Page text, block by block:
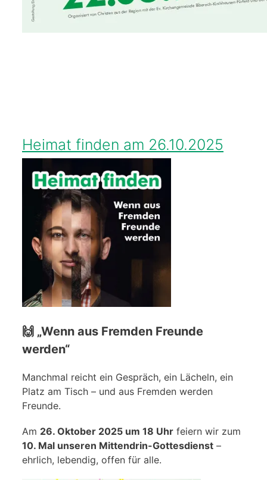
Heimat finden am 26.10.2025
🙌 „Wenn aus Fremden Freunde
werden“
Manchmal reicht ein Gespräch, ein Lächeln, ein
Platz am Tisch – und aus Fremden werden
Freunde.
Am 26. Oktober 2025 um 18 Uhr feiern wir zum
10. Mal unseren Mittendrin-Gottesdienst –
ehrlich, lebendig, offen für alle.